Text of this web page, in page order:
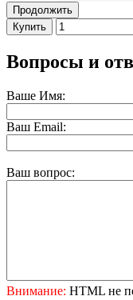
Продолжить
Купить
Вопросы и
Ваше Имя:
Ваш Email:
Ваш вопрос:
Внимание: HTML не